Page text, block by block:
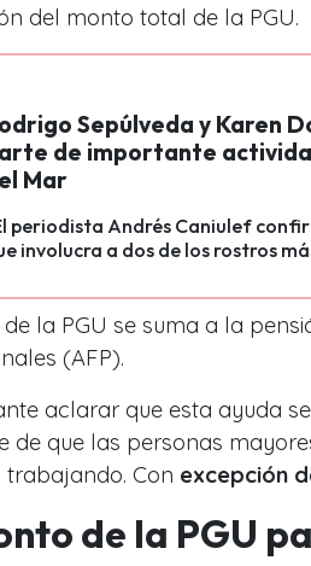
del monto total de la PGU.
Sepúlveda y Karen
de importante
Mar
periodista Andrés Caniulef
involucra a dos de los rostros
la PGU se suma a la
(AFP).
aclarar que esta ayuda
de que las personas
trabajando. Con excepción
de la PGU